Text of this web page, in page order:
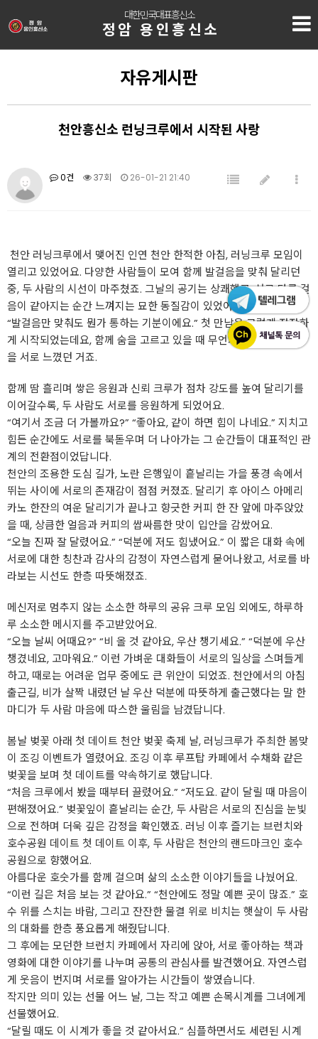
대한민국대표흥신소
정암 용인흥신소
자유게시판
천안흥신소 런닝크루에서 시작된 사랑
0건 37회 26-01-21 21:40
‍ 천안 러닝크루에서 맺어진 인연 천안 한적한 아침, 러닝크루 모임이
열리고 있었어요. 다양한 사람들이 모여 함께 발걸음을 맞춰 달리던
중, 두 사람의 시선이 마주쳤죠. 그날의 공기는 상쾌했고, 서로 다른 걸
음이 같아지는 순간 느껴지는 묘한 동질감이 있었어요.
“발걸음만 맞춰도 뭔가 통하는 기분이에요.” 첫 만남은 그렇게 잔잔하
게 시작되었는데요, 함께 숨을 고르고 있을 때 무언가가 싹트는 순간
을 서로 느꼈던 거죠.
함께 땀 흘리며 쌓은 응원과 신뢰 크루가 점차 강도를 높여 달리기를
이어갈수록, 두 사람도 서로를 응원하게 되었어요.
“여기서 조금 더 가볼까요?” “좋아요, 같이 하면 힘이 나네요.” 지치고
힘든 순간에도 서로를 북돋우며 더 나아가는 그 순간들이 대표적인 관
계의 전환점이었답니다.
천안의 조용한 도심 길가, 노란 은행잎이 흩날리는 가을 풍경 속에서
뛰는 사이에 서로의 존재감이 점점 커졌죠. 달리기 후 아이스 아메리
카노 한잔의 여운 달리기가 끝나고 향긋한 커피 한 잔 앞에 마주앉았
을 때, 상큼한 얼음과 커피의 쌉싸름한 맛이 입안을 감쌌어요.
“오늘 진짜 잘 달렸어요.” “덕분에 저도 힘냈어요.” 이 짧은 대화 속에
서로에 대한 칭찬과 감사의 감정이 자연스럽게 묻어나왔고, 서로를 바
라보는 시선도 한층 따뜻해졌죠.
메신저로 멈추지 않는 소소한 하루의 공유 크루 모임 외에도, 하루하
루 소소한 메시지를 주고받았어요.
“오늘 날씨 어때요?” “비 올 것 같아요, 우산 챙기세요.” “덕분에 우산
챙겼네요, 고마워요.” 이런 가벼운 대화들이 서로의 일상을 스며들게
하고, 때로는 어려운 업무 중에도 큰 위안이 되었죠. 천안에서의 아침
출근길, 비가 살짝 내렸던 날 우산 덕분에 따뜻하게 출근했다는 말 한
마디가 두 사람 마음에 따스한 울림을 남겼답니다.
봄날 벚꽃 아래 첫 데이트 천안 벚꽃 축제 날, 러닝크루가 주최한 봄맞
이 조깅 이벤트가 열렸어요. 조깅 이후 루프탑 카페에서 수채화 같은
벚꽃을 보며 첫 데이트를 약속하기로 했답니다.
“처음 크루에서 봤을 때부터 끌렸어요.” “저도요. 같이 달릴 때 마음이
편해졌어요.” 벚꽃잎이 흩날리는 순간, 두 사람은 서로의 진심을 눈빛
으로 전하며 더욱 깊은 감정을 확인했죠. 러닝 이후 즐기는 브런치와
호수공원 데이트 첫 데이트 이후, 두 사람은 천안의 랜드마크인 호수
공원으로 향했어요.
아름다운 호숫가를 함께 걸으며 삶의 소소한 이야기들을 나눴어요.
“이런 길은 처음 보는 것 같아요.” “천안에도 정말 예쁜 곳이 많죠.” 호
수 위를 스치는 바람, 그리고 잔잔한 물결 위로 비치는 햇살이 두 사람
의 대화를 한층 풍요롭게 해줬답니다.
그 후에는 모던한 브런치 카페에서 자리에 앉아, 서로 좋아하는 책과
영화에 대한 이야기를 나누며 공통의 관심사를 발견했어요. 자연스럽
게 웃음이 번지며 서로를 알아가는 시간들이 쌓였습니다.
작지만 의미 있는 선물 어느 날, 그는 작고 예쁜 손목시계를 그녀에게
선물했어요.
“달릴 때도 이 시계가 좋을 것 같아서요.” 심플하면서도 세련된 시계